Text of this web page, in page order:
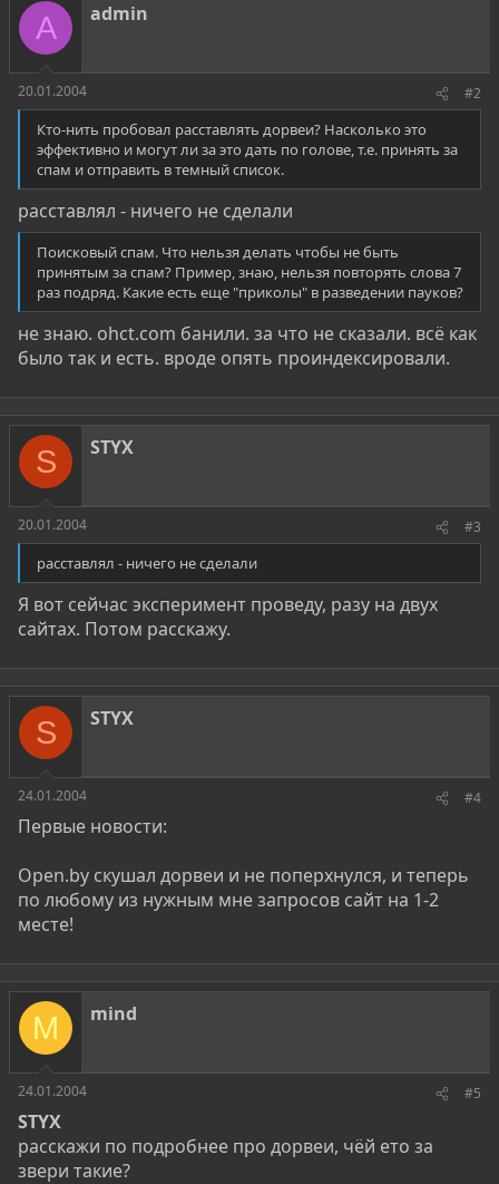
A admin
20.01.2004 #2
Кто-нить пробовал раcставлять дорвеи? Насколько это
эффективно и могут ли за это дать по голове, т.е. принять за
спам и отправить в темный список.
расставлял - ничего не сделали
Поисковый спам. Что нельзя делать чтобы не быть
принятым за спам? Пример, знаю, нельзя повторять слова 7
раз подряд. Какие есть еще "приколы" в разведении пауков?
не знаю. ohct.com банили. за что не сказали. всё как
было так и есть. вроде опять проиндексировали.
S STYX
20.01.2004 #3
расставлял - ничего не сделали
Я вот сейчас эксперимент проведу, разу на двух
сайтах. Потом расскажу.
S STYX
24.01.2004 #4
Первые новости:
Open.by скушал дорвеи и не поперхнулся, и теперь
по любому из нужным мне запросов сайт на 1-2
месте!
M mind
24.01.2004 #5
STYX
расскажи по подробнее про дорвеи, чёй ето за
звери такие?